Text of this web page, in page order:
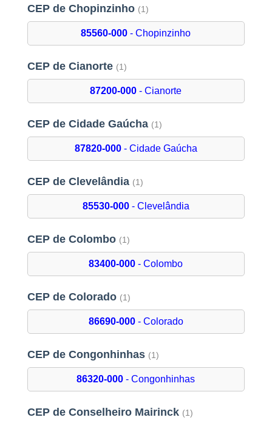
CEP de Chopinzinho (1)
85560-000 - Chopinzinho
CEP de Cianorte (1)
87200-000 - Cianorte
CEP de Cidade Gaúcha (1)
87820-000- Cidade Gaúcha
CEP de Clevelândia (1)
85530-000- Clevelândia
CEP de Colombo (1)
83400-000 - Colombo
CEP de Colorado (1)
86690-000- Colorado
CEP de Congonhinhas (1)
86320-000 - Congonhinhas
CEP de Conselheiro Mairinck (1)